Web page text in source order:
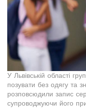
У Львівській області
позувати без одягу та
розповсюдили запис
супроводжуючи його